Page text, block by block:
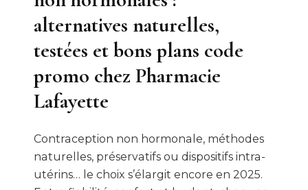
alternatives naturelles,
testées et bons plans code
promo chez Pharmacie
Lafayette
Contraception non hormonale, méthodes
naturelles, préservatifs ou dispositifs intra-
utérins… le choix s’élargit encore en 2025.